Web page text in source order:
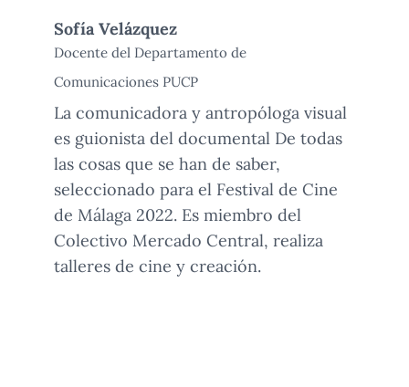
Sofía Velázquez
Docente del Departamento de
Comunicaciones PUCP
La comunicadora y antropóloga visual
es guionista del documental De todas
las cosas que se han de saber,
seleccionado para el Festival de Cine
de Málaga 2022. Es miembro del
Colectivo Mercado Central, realiza
talleres de cine y creación.